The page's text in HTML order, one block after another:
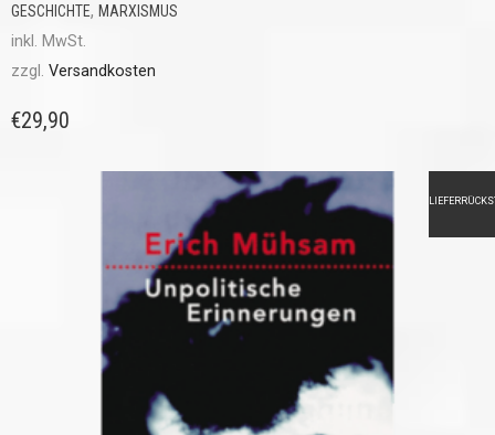
GESCHICHTE, MARXISMUS
inkl. MwSt.
zzgl. Versandkosten
€29,90